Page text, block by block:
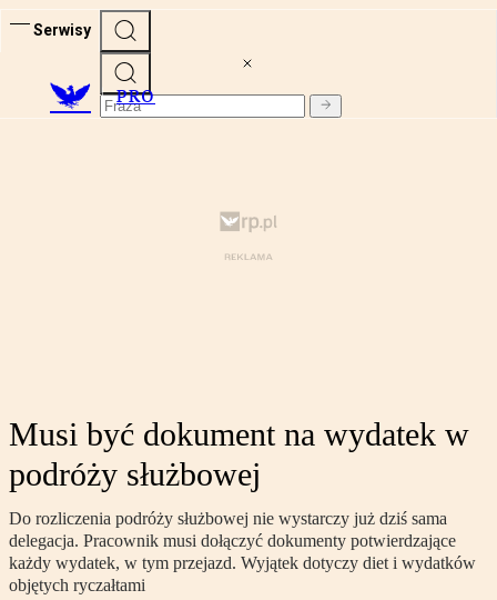
Serwisy
PRO
Musi być dokument na wydatek w
podróży służbowej
Do rozliczenia podróży służbowej nie wystarczy już dziś sama
delegacja. Pracownik musi dołączyć dokumenty potwierdzające
każdy wydatek, w tym przejazd. Wyjątek dotyczy diet i wydatków
objętych ryczałtami